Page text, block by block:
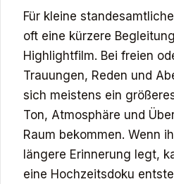
Für kleine
oft eine kürzere
Highlightfilm. Bei freien
Trauungen, Reden und
sich meistens ein
Ton, Atmosphäre und
Raum bekommen. Wenn
längere Erinnerung legt,
eine Hochzeitsdoku